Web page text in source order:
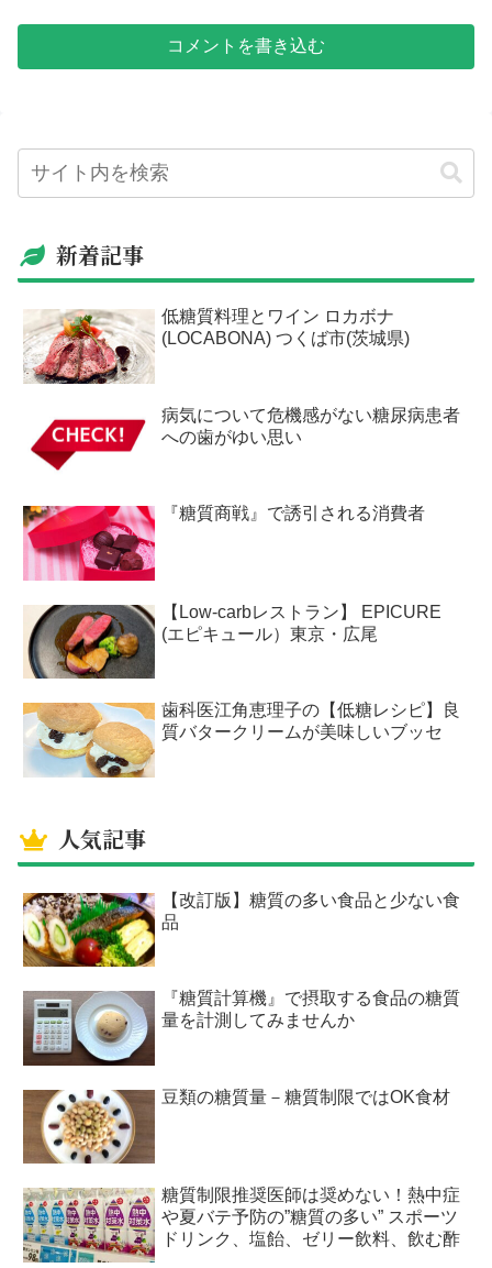
コメントを書き込む
新着記事
低糖質料理とワイン ロカボナ
(LOCABONA) つくば市(茨城県)
病気について危機感がない糖尿病患者
への歯がゆい思い
『糖質商戦』で誘引される消費者
【Low-carbレストラン】 EPICURE
(エピキュール）東京・広尾
歯科医江角恵理子の【低糖レシピ】良
質バタークリームが美味しいブッセ
人気記事
【改訂版】糖質の多い食品と少ない食
品
『糖質計算機』で摂取する食品の糖質
量を計測してみませんか
豆類の糖質量－糖質制限ではOK食材
糖質制限推奨医師は奨めない！熱中症
や夏バテ予防の”糖質の多い” スポーツ
ドリンク、塩飴、ゼリー飲料、飲む酢